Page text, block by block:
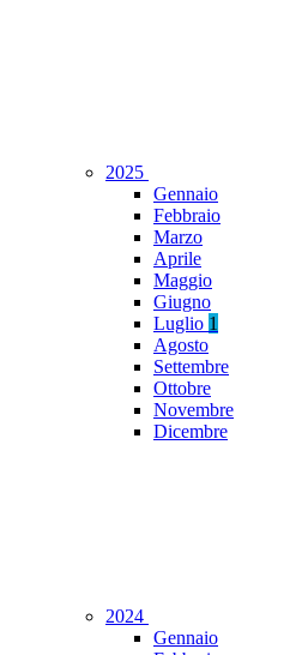
2025
Gennaio
Febbraio
Marzo
Aprile
Maggio
Giugno
Luglio 1
Agosto
Settembre
Ottobre
Novembre
Dicembre
2024
Gennaio